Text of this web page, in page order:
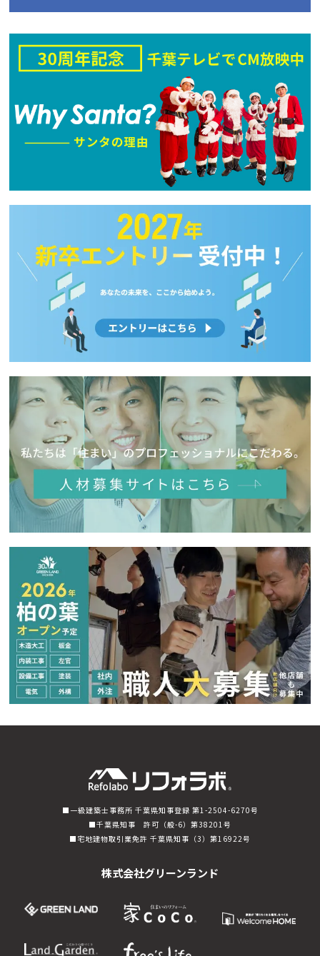
一級建築士事務所 千葉県知事登録 第1-2504-6270号
千葉県知事 許可（般-6）第38201号
宅地建物取引業免許 千葉県知事（3）第16922号
株式会社グリーンランド